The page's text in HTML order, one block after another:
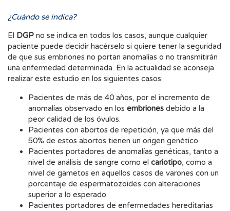
¿Cuándo se indica?
El DGP no se indica en todos los casos, aunque cualquier
paciente puede decidir hacérselo si quiere tener la seguridad
de que sus embriones no portan anomalías o no transmitirán
una enfermedad determinada. En la actualidad se aconseja
realizar este estudio en los siguientes casos:
Pacientes de más de 40 años, por el incremento de
anomalías observado en los embriones debido a la
peor calidad de los óvulos.
Pacientes con abortos de repetición, ya que más del
50% de estos abortos tienen un origen genético.
Pacientes portadores de anomalías genéticas, tanto a
nivel de análisis de sangre como el cariotipo, como a
nivel de gametos en aquellos casos de varones con un
porcentaje de espermatozoides con alteraciones
superior a lo esperado.
Pacientes portadores de enfermedades hereditarias